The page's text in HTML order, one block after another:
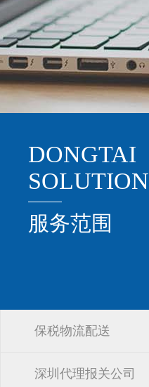
DONGTAI
SOLUTION
服务范围
保税物流配送
深圳代理报关公司